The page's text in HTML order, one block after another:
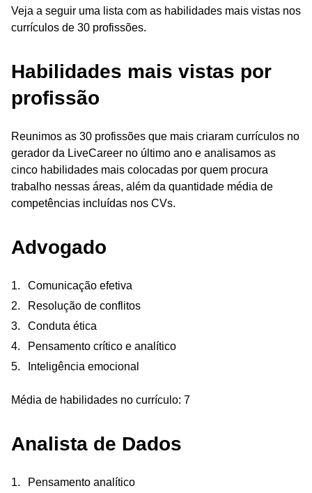
Veja a seguir uma lista com as habilidades mais vistas nos
currículos de 30 profissões.
Habilidades mais vistas por
profissão
Reunimos as 30 profissões que mais criaram currículos no
gerador da LiveCareer no último ano e analisamos as
cinco habilidades mais colocadas por quem procura
trabalho nessas áreas, além da quantidade média de
competências incluídas nos CVs.
Advogado
Comunicação efetiva
Resolução de conflitos
Conduta ética
Pensamento crítico e analítico
Inteligência emocional
Média de habilidades no currículo: 7
Analista de Dados
Pensamento analítico